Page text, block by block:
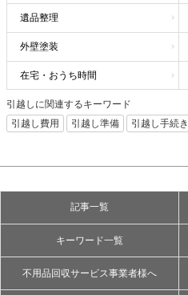
遺品整理
外壁塗装
在宅・おうち時間
引越しに関連するキーワード
引越し費用
引越し準備 引越し手続き
記事一覧
キーワード一覧
不用品回収サービス事業者様へ